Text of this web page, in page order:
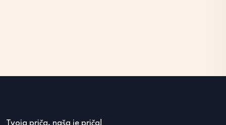
Tvoja priča, naša je priča!